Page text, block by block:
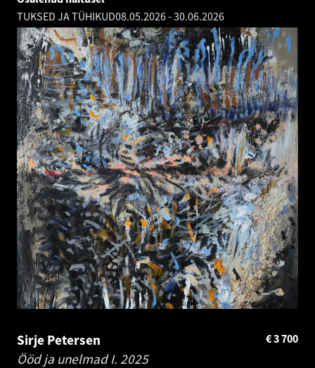
TUKSED JA TÜHIKUD08.05.2026-30.06.2026
Sirje Petersen
Ööd ja unelmad I. 2025
3 700
€